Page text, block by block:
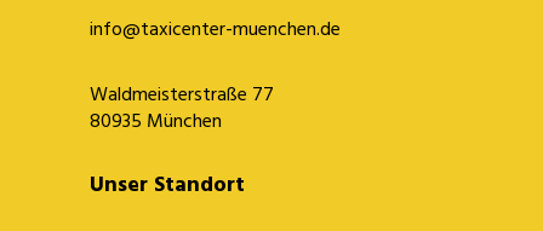
info@taxicenter-muenchen.de
Waldmeisterstraße 77
80935 München
Unser Standort